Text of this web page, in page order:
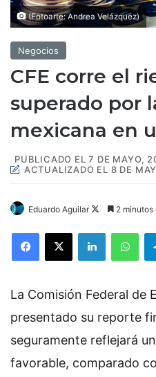
(Fotoarte: Andrea Velázquez)
Negocios
CFE corre el
superado por
mexicana en
PUBLICADO EL 7 DE MAYO,
ACTUALIZADO EL 8 DE
Eduardo Aguilar
l
w
X
2 minutos
La Comisión Federal de
presentado su reporte
seguramente reflejará
favorable, comparado